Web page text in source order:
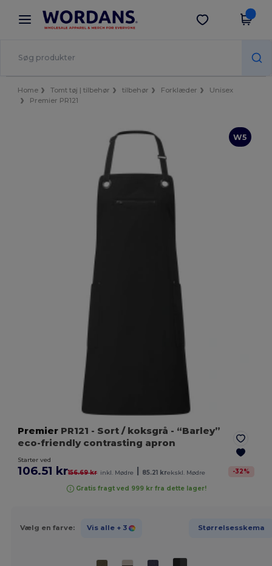
× Wordans-app
Bedre priser i appen!
Hent app
Home Tomt tøj | tilbehør tilbehør Forklæder
Unisex
Premier PR121
W5
Premier PR121 - Sort / koksgrå - “Barley”
eco-friendly contrasting apron
Starter ved
106.51 kr156.69 kr inkl. Mødre | 85.21 krekskl. Mødre -32%
Gratis fragt ved 999 kr fra dette lager!
Vælg en farve: Vis alle + 3 Størrelsesskema